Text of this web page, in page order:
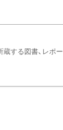
する図書、レポー